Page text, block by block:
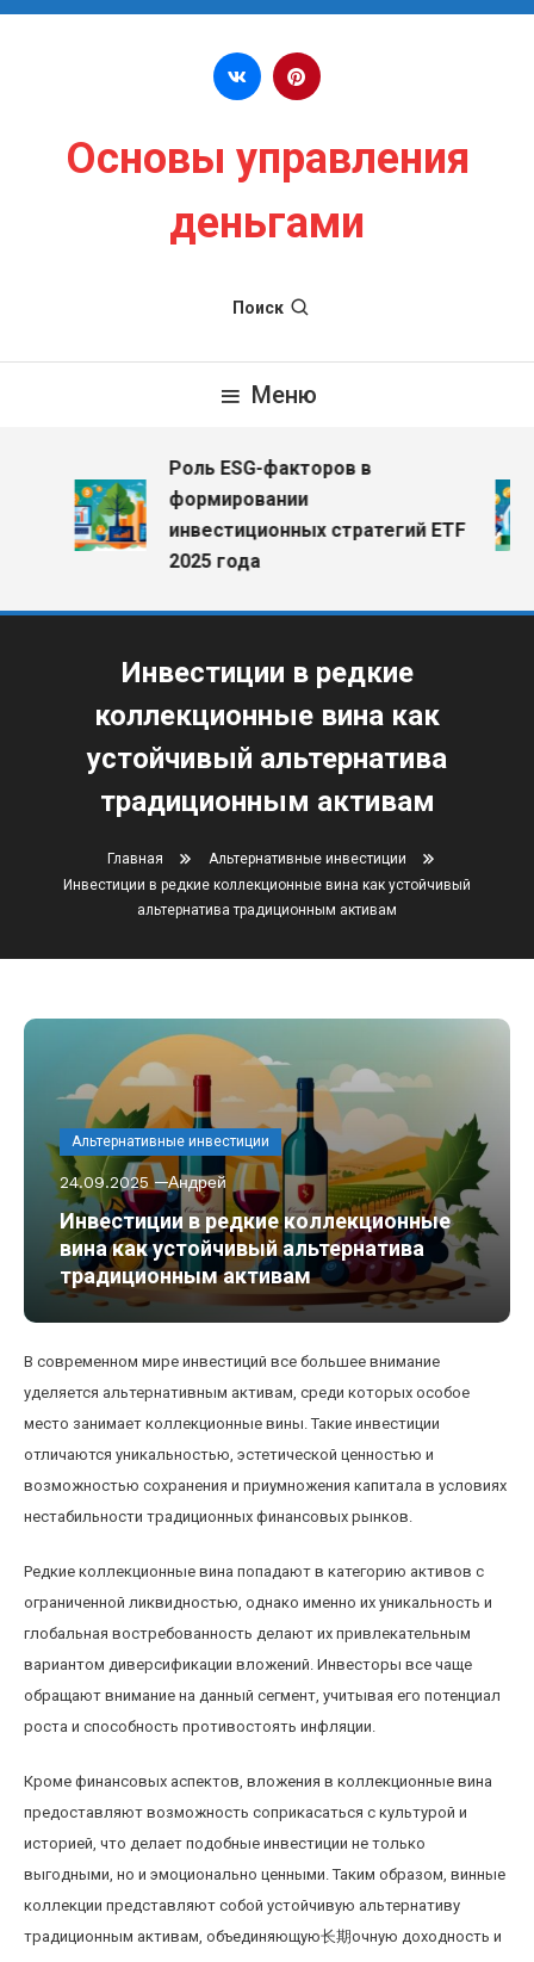
Перейти к содержимому
Основы управления
деньгами
Поиск
Меню
Роль ESG-факторов в
формировании
инвестиционных стратегий ETF
2025 года
Инвестиции в редкие
коллекционные вина как
устойчивый альтернатива
традиционным активам
Главная
Альтернативные инвестиции
Инвестиции в редкие коллекционные вина как устойчивый
альтернатива традиционным активам
Альтернативные инвестиции
24.09.2025 Андрей
Инвестиции в редкие коллекционные
вина как устойчивый альтернатива
традиционным активам
В современном мире инвестиций все большее внимание
уделяется альтернативным активам, среди которых особое
место занимает коллекционные вины. Такие инвестиции
отличаются уникальностью, эстетической ценностью и
возможностью сохранения и приумножения капитала в условиях
нестабильности традиционных финансовых рынков.
Редкие коллекционные вина попадают в категорию активов с
ограниченной ликвидностью, однако именно их уникальность и
глобальная востребованность делают их привлекательным
вариантом диверсификации вложений. Инвесторы все чаще
обращают внимание на данный сегмент, учитывая его потенциал
роста и способность противостоять инфляции.
Кроме финансовых аспектов, вложения в коллекционные вина
предоставляют возможность соприкасаться с культурой и
историей, что делает подобные инвестиции не только
выгодными, но и эмоционально ценными. Таким образом, винные
коллекции представляют собой устойчивую альтернативу
традиционным активам, объединяющую长期очную доходность и